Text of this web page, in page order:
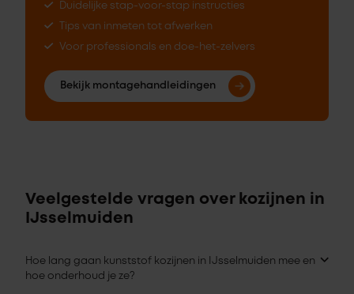
Duidelijke stap-voor-stap instructies
Tips van inmeten tot afwerken
Voor professionals en doe-het-zelvers
Bekijk montagehandleidingen
Veelgestelde vragen over kozijnen in
IJsselmuiden
Hoe lang gaan kunststof kozijnen in IJsselmuiden mee en
hoe onderhoud je ze?